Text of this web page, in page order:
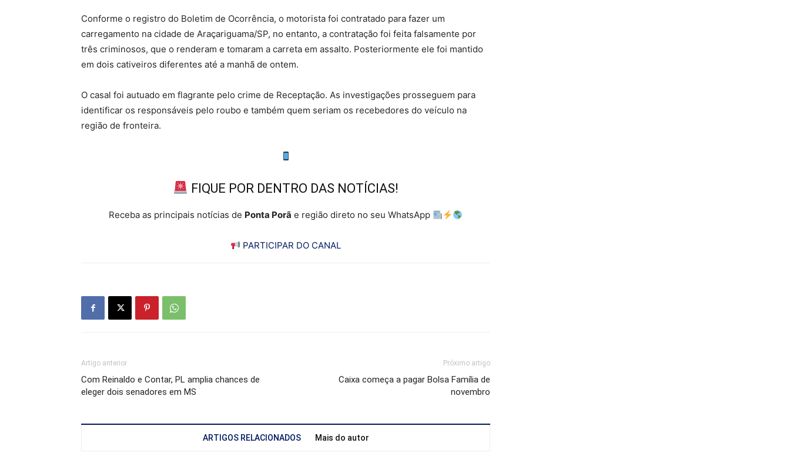
Conforme o registro do Boletim de Ocorrência, o motorista foi contratado para fazer um
carregamento na cidade de Araçariguama/SP, no entanto, a contratação foi feita falsamente por
três criminosos, que o renderam e tomaram a carreta em assalto. Posteriormente ele foi mantido
em dois cativeiros diferentes até a manhã de ontem.
O casal foi autuado em flagrante pelo crime de Receptação. As investigações prosseguem para
identificar os responsáveis pelo roubo e também quem seriam os recebedores do veículo na
região de fronteira.
FIQUE POR DENTRO DAS NOTÍCIAS!
Receba as principais notícias de Ponta Porã e região direto no seu WhatsApp
PARTICIPAR DO CANAL
Artigo anterior
Com Reinaldo e Contar, PL amplia chances de
eleger dois senadores em MS
Próximo artigo
Caixa começa a pagar Bolsa Família de
novembro
ARTIGOS RELACIONADOS Mais do autor